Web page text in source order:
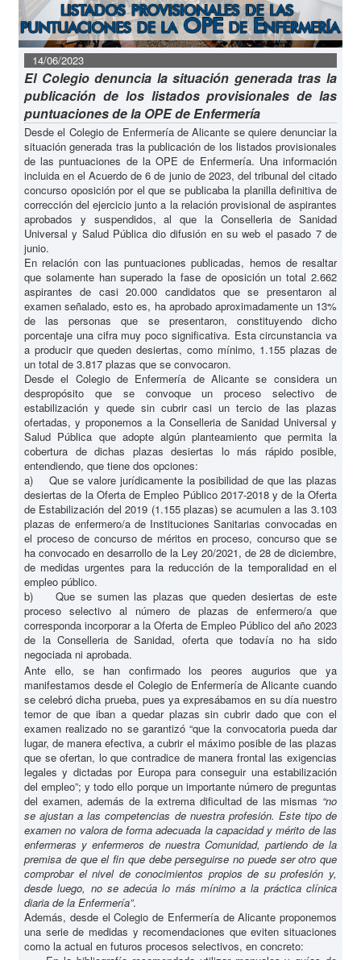
14/06/2023
El Colegio denuncia la situación generada tras la
publicación de los listados provisionales de las
puntuaciones de la OPE de Enfermería
Desde el Colegio de Enfermería de Alicante se quiere denunciar la
situación generada tras la publicación de los listados provisionales
de las puntuaciones de la OPE de Enfermería. Una información
incluida en el Acuerdo de 6 de junio de 2023, del tribunal del citado
concurso oposición por el que se publicaba la planilla definitiva de
corrección del ejercicio junto a la relación provisional de aspirantes
aprobados y suspendidos, al que la Conselleria de Sanidad
Universal y Salud Pública dio difusión en su web el pasado 7 de
junio.
En relación con las puntuaciones publicadas, hemos de resaltar
que solamente han superado la fase de oposición un total 2.662
aspirantes de casi 20.000 candidatos que se presentaron al
examen señalado, esto es, ha aprobado aproximadamente un 13%
de las personas que se presentaron, constituyendo dicho
porcentaje una cifra muy poco significativa. Esta circunstancia va
a producir que queden desiertas, como mínimo, 1.155 plazas de
un total de 3.817 plazas que se convocaron.
Desde el Colegio de Enfermería de Alicante se considera un
despropósito que se convoque un proceso selectivo de
estabilización y quede sin cubrir casi un tercio de las plazas
ofertadas, y proponemos a la Conselleria de Sanidad Universal y
Salud Pública que adopte algún planteamiento que permita la
cobertura de dichas plazas desiertas lo más rápido posible,
entendiendo, que tiene dos opciones:
a) Que se valore jurídicamente la posibilidad de que las plazas
desiertas de la Oferta de Empleo Público 2017-2018 y de la Oferta
de Estabilización del 2019 (1.155 plazas) se acumulen a las 3.103
plazas de enfermero/a de Instituciones Sanitarias convocadas en
el proceso de concurso de méritos en proceso, concurso que se
ha convocado en desarrollo de la Ley 20/2021, de 28 de diciembre,
de medidas urgentes para la reducción de la temporalidad en el
empleo público.
b) Que se sumen las plazas que queden desiertas de este
proceso selectivo al número de plazas de enfermero/a que
corresponda incorporar a la Oferta de Empleo Público del año 2023
de la Conselleria de Sanidad, oferta que todavía no ha sido
negociada ni aprobada.
Ante ello, se han confirmado los peores augurios que ya
manifestamos desde el Colegio de Enfermería de Alicante cuando
se celebró dicha prueba, pues ya expresábamos en su día nuestro
temor de que iban a quedar plazas sin cubrir dado que con el
examen realizado no se garantizó “que la convocatoria pueda dar
lugar, de manera efectiva, a cubrir el máximo posible de las plazas
que se ofertan, lo que contradice de manera frontal las exigencias
legales y dictadas por Europa para conseguir una estabilización
del empleo”; y todo ello porque un importante número de preguntas
del examen, además de la extrema dificultad de las mismas “no
se ajustan a las competencias de nuestra profesión. Este tipo de
examen no valora de forma adecuada la capacidad y mérito de las
enfermeras y enfermeros de nuestra Comunidad, partiendo de la
premisa de que el fin que debe perseguirse no puede ser otro que
comprobar el nivel de conocimientos propios de su profesión y,
desde luego, no se adecúa lo más mínimo a la práctica clínica
diaria de la Enfermería”.
Además, desde el Colegio de Enfermería de Alicante proponemos
una serie de medidas y recomendaciones que eviten situaciones
como la actual en futuros procesos selectivos, en concreto: